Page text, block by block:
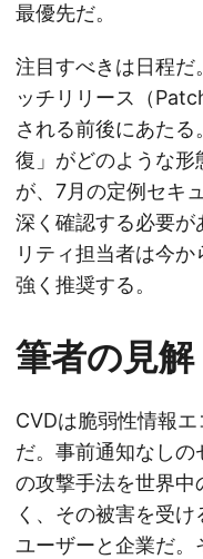
最優先だ。
注目すべきは日程
ッチリリース（
される前後にあた
復」がどのような
が、7月の定例セキ
深く確認する必要が
リティ担当者は今
強く推奨する。
筆者の見解
CVDは脆弱性情報
だ。事前通知なしの
の攻撃手法を世界中
く、その被害を受
ユーザーと企業だ